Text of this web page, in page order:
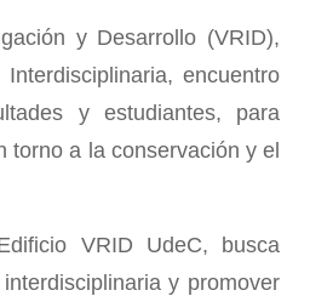
y Desarrollo (VRID),
encuentro
y estudiantes, para
torno a la conservación y el
VRID UdeC, busca
y promover